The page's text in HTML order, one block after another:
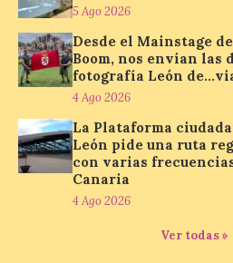
Tendrán lugar el
escenario del
Puente Castro​
Street Music’
periplo por los barrios de la
León llevando la música de los
aquí a […]
Astorga celebrará del 7
9 de agosto la I Feria
Cerveza Artesana
5 Ago 2026
Desde el Mainstage
Boom, nos envían las
fotografía León
4 Ago 2026
La Plataforma
León pide una ruta
con varias
Canaria
4 Ago 2026
Ver todas »